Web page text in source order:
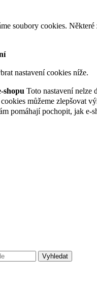
soubory cookies.
nastavení cookies níže.
shopu Toto nastavení nelze
můžeme zlepšovat
pomáhají pochopit, jak e-
Vyhledat